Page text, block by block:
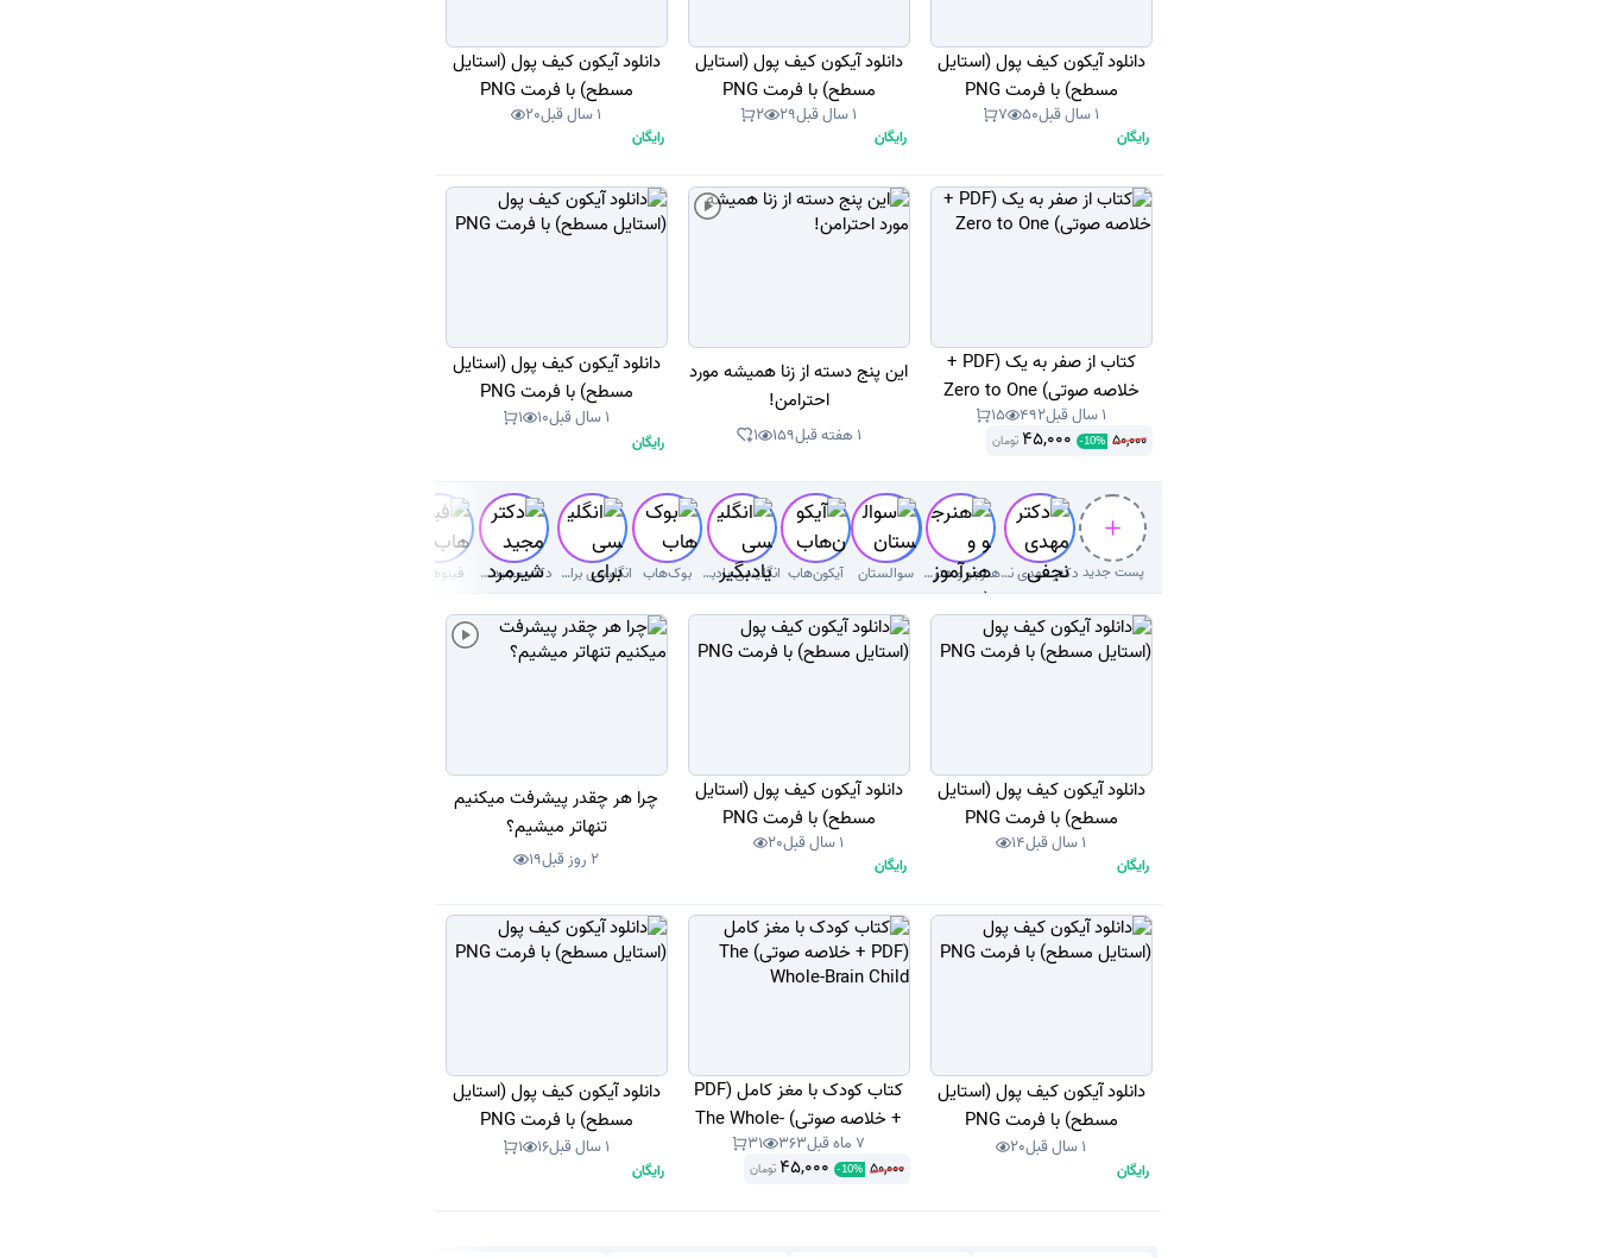
دانلود آیکون کیف پول (استایل
مسطح) با فرمت PNG
1 سال قبل 50
7
رایگان
دانلود آیکون کیف پول (استایل
مسطح) با فرمت PNG
1 سال قبل 29
2
رایگان
دانلود آیکون کیف پول (استایل
مسطح) با فرمت PNG
1 سال قبل 20
رایگان
کتاب از صفر به یک (PDF +
خلاصه صوتی) Zero to One
1 سال قبل 492
15
50,000
-10%
45,000 تومان
این پنج دسته از زنا همیشه مورد
احترامن!
1 هفته قبل 159
1
دانلود آیکون کیف پول (استایل
مسطح) با فرمت PNG
1 سال قبل 10
1
رایگان
پست جدید دکتر مهدی نجفی دلوئی هنرجو و هنرآموز( سوال با جواب) سوالستان آیکون‌هاب انگلیسی یادبگیر بوک‌هاب انگلیسی برای کودکان دکتر‌ مجید شیرمردی‌ فینوهاب
دانلود آیکون کیف پول (استایل
مسطح) با فرمت PNG
1 سال قبل 14
رایگان
دانلود آیکون کیف پول (استایل
مسطح) با فرمت PNG
1 سال قبل 20
رایگان
چرا هر چقدر پیشرفت میکنیم
تنهاتر میشیم؟
2 روز قبل 19
دانلود آیکون کیف پول (استایل
مسطح) با فرمت PNG
1 سال قبل 20
رایگان
کتاب کودک با مغز کامل (PDF
+ خلاصه صوتی) The Whole-
Brain Child
7 ماه قبل 363
31
50,000
-10%
45,000 تومان
دانلود آیکون کیف پول (استایل
مسطح) با فرمت PNG
1 سال قبل 16
1
رایگان